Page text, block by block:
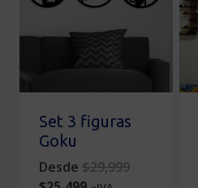
Set 3 figuras
Goku
Desde $29,999Original